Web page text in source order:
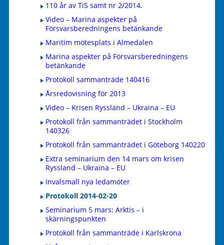
110 år av TiS samt nr 2/2014.
Video – Marina aspekter på
Försvarsberedningens betänkande
Maritim mötesplats i Almedalen
Marina aspekter på Försvarsberedningens
betänkande
Protokoll sammanträde 140416
Årsredovisning för 2013
Video – Krisen Ryssland – Ukraina – EU
Protokoll från sammanträdet i Stockholm
140326
Protokoll från sammanträdet i Göteborg 140220
Extra seminarium den 14 mars om krisen
Ryssland – Ukraina – EU
Invalsmall nya ledamöter
Protokoll 2014-02-20
Seminarium 5 mars: Arktis – i
skärningspunkten
Protokoll från sammanträde i Karlskrona